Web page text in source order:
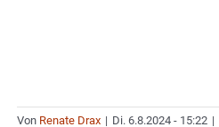
Von Renate Drax | Di. 6.8.2024 - 15:22 |